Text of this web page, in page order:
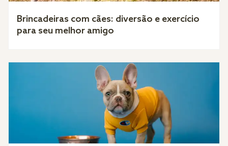
Brincadeiras com cães: diversão e exercício
para seu melhor amigo